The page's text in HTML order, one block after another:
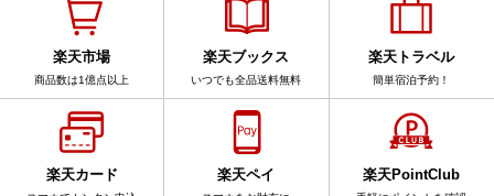
楽天市場
商品数は1億点以上
楽天ブックス
いつでも全品送料無料
楽天トラベル
簡単宿泊予約！
楽天カード 楽天ペイ 楽天PointClub